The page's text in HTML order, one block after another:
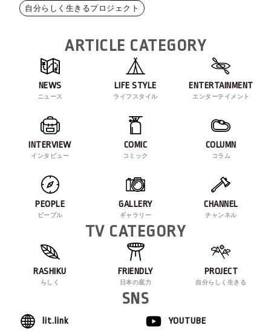
自分らしく生きるプロジェクト
ARTICLE CATEGORY
NEWS
ニュース
LIFE STYLE
ライフスタイル
ENTERTAINMENT
エンターテイメント
INTERVIEW
インタビュー
COMIC
コミック
COLUMN
コラム
PEOPLE
ピープル
GALLERY
ギャラリー
CHANNEL
チャンネル
TV CATEGORY
RASHIKU
らしく
FRIENDLY
日本の底力
PROJECT
自分らしく生きる
SNS
lit.link YOUTUBE